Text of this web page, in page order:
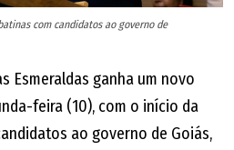
com candidatos ao governo de
Esmeraldas ganha um novo
feira (10), com o início da
ao governo de Goiás,